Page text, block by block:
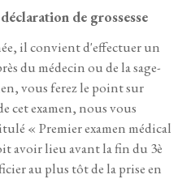
de grossesse
il convient d'effectuer un
du médecin ou de la sage-
vous ferez le point sur
cet examen, nous vous
« Premier examen médical
avoir lieu avant la fin du 3è
au plus tôt de la prise en